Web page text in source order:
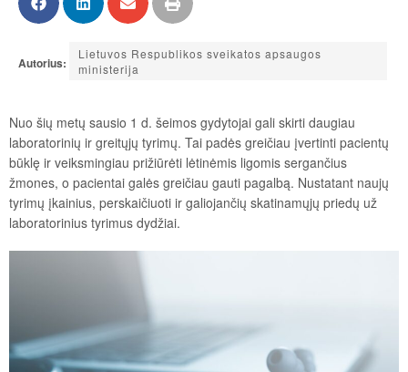
Autorius:
Lietuvos Respublikos sveikatos apsaugos
ministerija
Nuo šių metų sausio 1 d. šeimos gydytojai gali skirti daugiau
laboratorinių ir greitųjų tyrimų. Tai padės greičiau įvertinti pacientų
būklę ir veiksmingiau prižiūrėti lėtinėmis ligomis sergančius
žmones, o pacientai galės greičiau gauti pagalbą. Nustatant naujų
tyrimų įkainius, perskaičiuoti ir galiojančių skatinamųjų priedų už
laboratorinius tyrimus dydžiai.